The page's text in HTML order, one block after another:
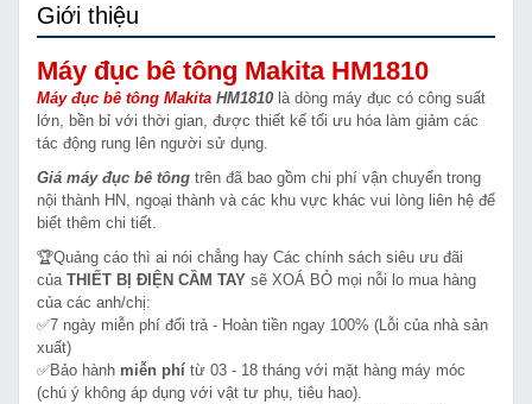
Giới thiệu
Máy đục bê tông Makita HM1810
Máy đục bê tông Makita HM1810 là dòng máy đục có công suất
lớn, bền bỉ với thời gian, được thiết kế tối ưu hóa làm giảm các
tác động rung lên người sử dụng.
Giá máy đục bê tông trên đã bao gồm chi phí vận chuyển trong
nội thành HN, ngoại thành và các khu vực khác vui lòng liên hệ để
biết thêm chi tiết.
🏆Quảng cáo thì ai nói chẳng hay Các chính sách siêu ưu đãi
của THIẾT BỊ ĐIỆN CẦM TAY sẽ XOÁ BỎ mọi nỗi lo mua hàng
của các anh/chị:
✅7 ngày miễn phí đổi trả - Hoàn tiền ngay 100% (Lỗi của nhà sản
xuất)
✅Bảo hành miễn phí từ 03 - 18 tháng với mặt hàng máy móc
(chú ý không áp dụng với vật tư phụ, tiêu hao).